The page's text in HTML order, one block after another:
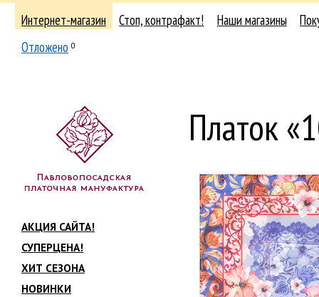
Интернет-магазин Стоп, контрафакт! Наши магазины
Отложено 0
АКЦИЯ САЙТА!
СУПЕРЦЕНА!
ХИТ СЕЗОНА
НОВИНКИ
Платок